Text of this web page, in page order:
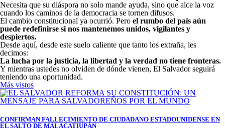
Necesita que su diáspora no solo mande ayuda, sino que alce la voz
cuando los caminos de la democracia se tornen difusos.
El cambio constitucional ya ocurrió. Pero el rumbo del país aún
puede redefinirse si nos mantenemos unidos, vigilantes y
despiertos.
Desde aquí, desde este suelo caliente que tanto los extraña, les
decimos:
La lucha por la justicia, la libertad y la verdad no tiene fronteras.
Y mientras ustedes no olviden de dónde vienen, El Salvador seguirá
teniendo una oportunidad.
Más vistos
CONFIRMAN FALLECIMIENTO DE CIUDADANO ESTADOUNIDENSE EN
EL SALTO DE MALACATIUPÁN